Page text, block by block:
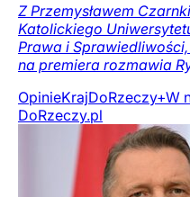
Z Przemysławem
Katolickiego
Prawa i
na premiera rozmawia
OpinieKrajDoRzeczy+W
DoRzeczy.pl